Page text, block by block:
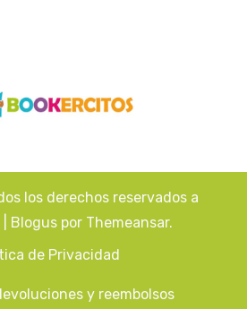
los derechos reservados a
Blogus por Themeansar.
de Privacidad
y reembolsos